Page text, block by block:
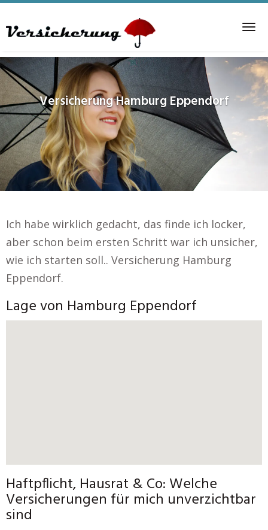
to
content
VersicherungHamburg Eppendorf
Ich habe wirklich gedacht, das finde ich locker,
aber schon beim ersten Schritt war ich unsicher,
wie ich starten soll.. Versicherung Hamburg
Eppendorf.
Lage von Hamburg Eppendorf
Haftpflicht, Hausrat & Co: Welche
Versicherungen für mich unverzichtbar
sind